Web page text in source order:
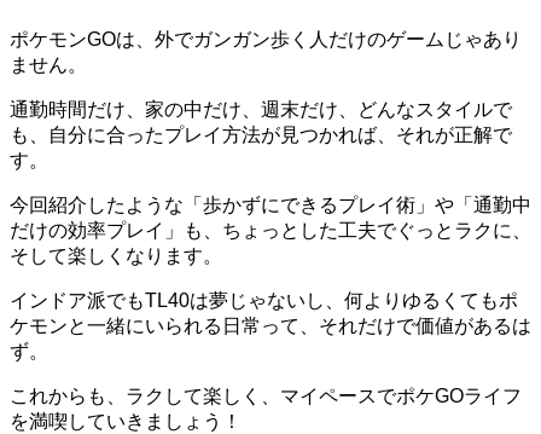
ポケモンGOは、外でガンガン歩く人だけのゲームじゃあり
ません。
通勤時間だけ、家の中だけ、週末だけ、どんなスタイルで
も、自分に合ったプレイ方法が見つかれば、それが正解で
す。
今回紹介したような「歩かずにできるプレイ術」や「通勤中
だけの効率プレイ」も、ちょっとした工夫でぐっとラクに、
そして楽しくなります。
インドア派でもTL40は夢じゃないし、何よりゆるくてもポ
ケモンと一緒にいられる日常って、それだけで価値があるは
ず。
これからも、ラクして楽しく、マイペースでポケGOライフ
を満喫していきましょう！